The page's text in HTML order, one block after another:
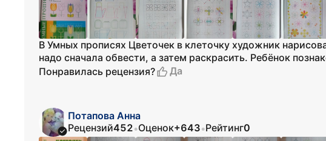
В Умных прописях Цветочек в клеточку художник
надо сначала обвести, а затем раскрасить. Ребёнок
Понравилась рецензия?
Да
Потапова Анна
Рецензий452•Оценок+643•Рейтинг0